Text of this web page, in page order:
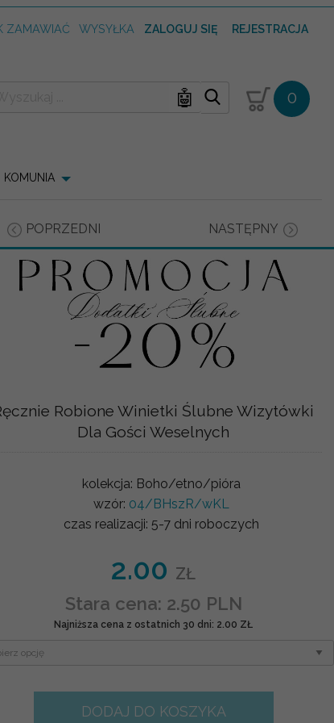
ZAMAWIAĆ WYSYŁKA ZALOGUJ SIĘ REJESTRACJA
🤖 0
KOMUNIA
POPRZEDNI NASTĘPNY
Robione Winietki Ślubne Wizytówki
Dla Gości Weselnych
kolekcja: Boho/etno/pióra
wzór: 04/BHszR/wKL
czas realizacji: 5-7 dni roboczych
2.00 ZŁ
Stara cena: 2.50 PLN
Najniższa cena z ostatnich 30 dni: 2.00 ZŁ
DODAJ DO KOSZYKA